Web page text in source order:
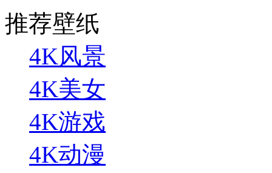
推荐壁纸
4K风景
4K美女
4K游戏
4K动漫